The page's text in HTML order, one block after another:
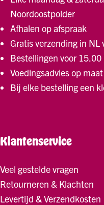
Noordoostpolder
Afhalen op afspraak
Gratis verzending in NL
Bestellingen voor
Voedingsadvies op maat
Bij elke bestelling een
Klantenservice
Veel gestelde vragen
Retourneren & Klachten
Levertijd & Verzendkosten